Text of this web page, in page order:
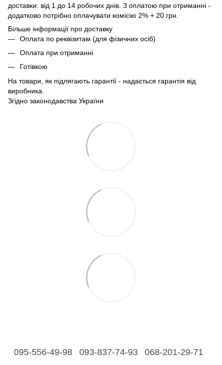
доставки: від 1 до 14 робочих днів. З оплатою при отриманні -
додатково потрібно оплачувати комісію 2% + 20 грн.
Більше інформації про доставку
Оплата по реквізитам (для фізичних осіб)
Оплата при отриманні
Готівкою
На товари, як підлягають гарантії - надається гарантія від
виробника.
Згідно законодавства України
095-556-49-98 093-837-74-93
068-201-29-71